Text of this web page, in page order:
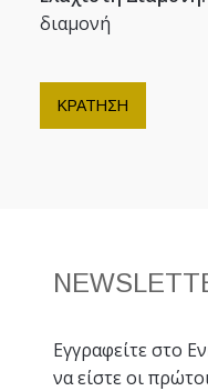
διαμονή
ΚΡΑΤΗΣΗ
Εγγραφείτε στο
να είστε οι